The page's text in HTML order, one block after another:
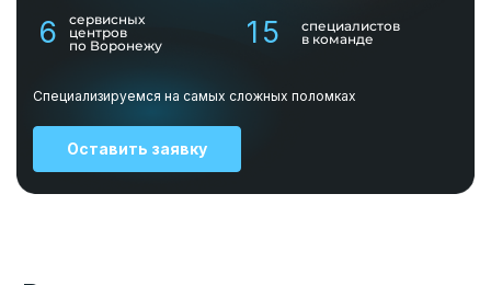
6
сервисных
центров
по Воронежу
15
специалистов
в команде
Специализируемся на самых сложных поломках
Оставить заявку